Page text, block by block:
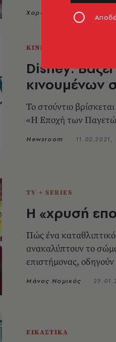
Χαρά Κιατίπη
ΚΙΝΗΜΑΤΟΓΡΑΦΟΣ
Disney:
κινουμένων
Το στούντιο
«Η Εποχή των
Newsroom 11.02.2021,
TV + SERIES
H «χρυσή
Πώς ένα
ανακαλύπτουν το
επιστήμονας,
Μάνος Νομικός
ΕΙΚΑΣΤΙΚΑ